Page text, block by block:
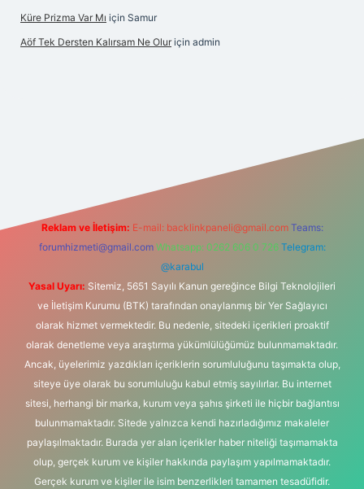
Küre Prizma Var Mı için Samur
Aöf Tek Dersten Kalırsam Ne Olur için admin
Reklam ve İletişim: E-mail: backlinkpaneli@gmail.com Teams:
forumhizmeti@gmail.com Whatsapp: 0262 606 0 726 Telegram:
@karabul
Yasal Uyarı: Sitemiz, 5651 Sayılı Kanun gereğince Bilgi Teknolojileri
ve İletişim Kurumu (BTK) tarafından onaylanmış bir Yer Sağlayıcı
olarak hizmet vermektedir. Bu nedenle, sitedeki içerikleri proaktif
olarak denetleme veya araştırma yükümlülüğümüz bulunmamaktadır.
Ancak, üyelerimiz yazdıkları içeriklerin sorumluluğunu taşımakta olup,
siteye üye olarak bu sorumluluğu kabul etmiş sayılırlar. Bu internet
sitesi, herhangi bir marka, kurum veya şahıs şirketi ile hiçbir bağlantısı
bulunmamaktadır. Sitede yalnızca kendi hazırladığımız makaleler
paylaşılmaktadır. Burada yer alan içerikler haber niteliği taşımamakta
olup, gerçek kurum ve kişiler hakkında paylaşım yapılmamaktadır.
Gerçek kurum ve kişiler ile isim benzerlikleri tamamen tesadüfidir.